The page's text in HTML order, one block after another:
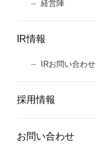
経営陣
IR情報
IRお問い合わせ
採用情報
お問い合わせ